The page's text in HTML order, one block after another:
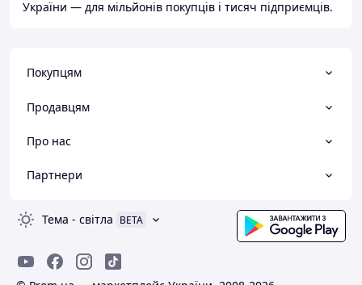
України — для мільйонів покупців і тисяч підприємців.
Покупцям
Продавцям
Про нас
Партнери
Тема - світла BETA